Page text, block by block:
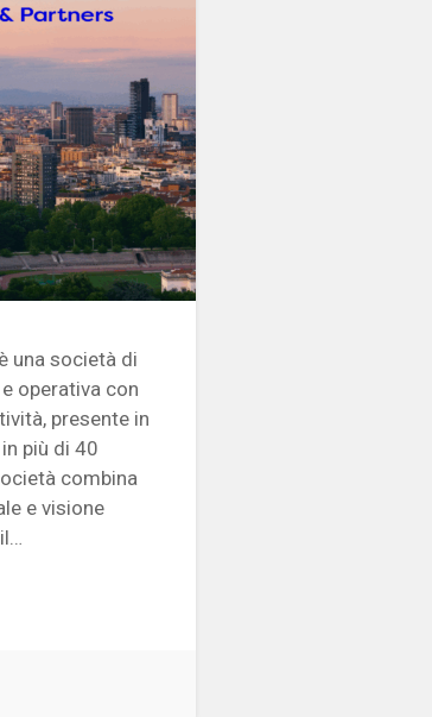
una società di
operativa con
presente in
più di 40
combina
e visione